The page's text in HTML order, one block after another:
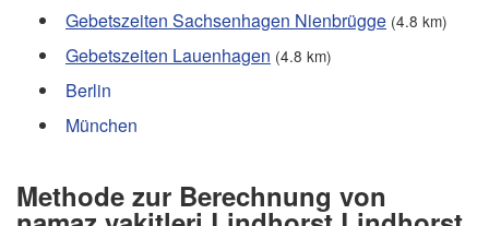
Gebetszeiten Sachsenhagen Nienbrügge (4.8 km)
Gebetszeiten Lauenhagen (4.8 km)
Berlin
München
Methode zur Berechnung von